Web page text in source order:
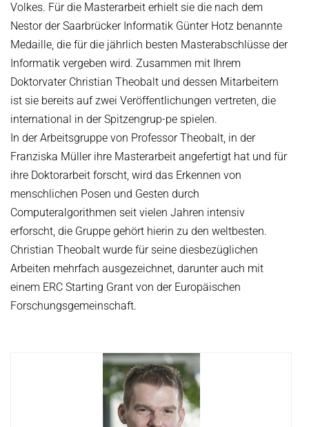
Volkes. Für die Masterarbeit erhielt sie die nach dem
Nestor der Saarbrücker Informatik Günter Hotz benannte
Medaille, die für die jährlich besten Masterabschlüsse der
Informatik vergeben wird. Zusammen mit Ihrem
Doktorvater Christian Theobalt und dessen Mitarbeitern
ist sie bereits auf zwei Veröffentlichungen vertreten, die
international in der Spitzengrup-pe spielen.
In der Arbeitsgruppe von Professor Theobalt, in der
Franziska Müller ihre Masterarbeit angefertigt hat und für
ihre Doktorarbeit forscht, wird das Erkennen von
menschlichen Posen und Gesten durch
Computeralgorithmen seit vielen Jahren intensiv
erforscht, die Gruppe gehört hierin zu den weltbesten.
Christian Theobalt wurde für seine diesbezüglichen
Arbeiten mehrfach ausgezeichnet, darunter auch mit
einem ERC Starting Grant von der Europäischen
Forschungsgemeinschaft.